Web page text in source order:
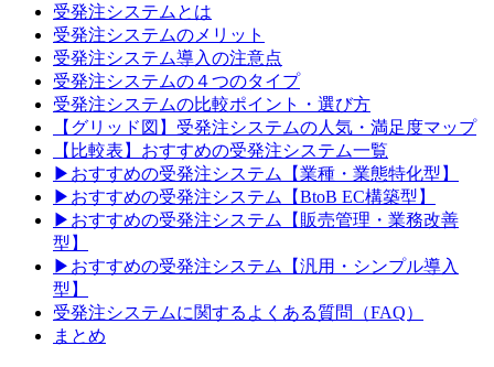
受発注システムとは
受発注システムのメリット
受発注システム導入の注意点
受発注システムの４つのタイプ
受発注システムの比較ポイント・選び方
【グリッド図】受発注システムの人気・満足度マップ
【比較表】おすすめの受発注システム一覧
▶おすすめの受発注システム【業種・業態特化型】
▶おすすめの受発注システム【BtoB EC構築型】
▶おすすめの受発注システム【販売管理・業務改善
型】
▶おすすめの受発注システム【汎用・シンプル導入
型】
受発注システムに関するよくある質問（FAQ）
まとめ